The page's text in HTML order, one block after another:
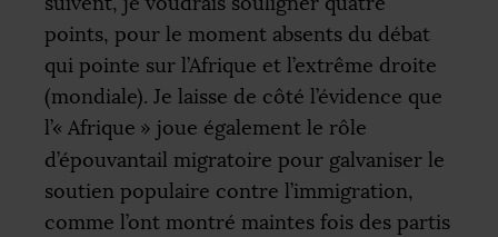
points, pour le moment absents du débat
qui pointe sur l’Afrique et l’extrême droite
(mondiale). Je laisse de côté l’évidence que
l’« Afrique » joue également le rôle
d’épouvantail migratoire pour galvaniser le
soutien populaire contre l’immigration,
comme l’ont montré maintes fois des partis